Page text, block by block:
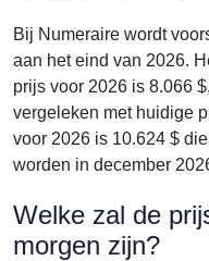
Bij Numeraire wordt
aan het eind van 2026.
prijs voor 2026 is 8.066
vergeleken met huidige
voor 2026 is 10.624 $
worden in december
Welke zal de
morgen zijn?